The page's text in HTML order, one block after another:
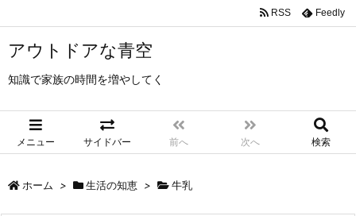
アウトドアな青空
知識で家族の時間を増やしてく
メニュー サイドバー 前へ 次へ 検索
RSS Feedly
ホーム > 生活の知恵 > 牛乳